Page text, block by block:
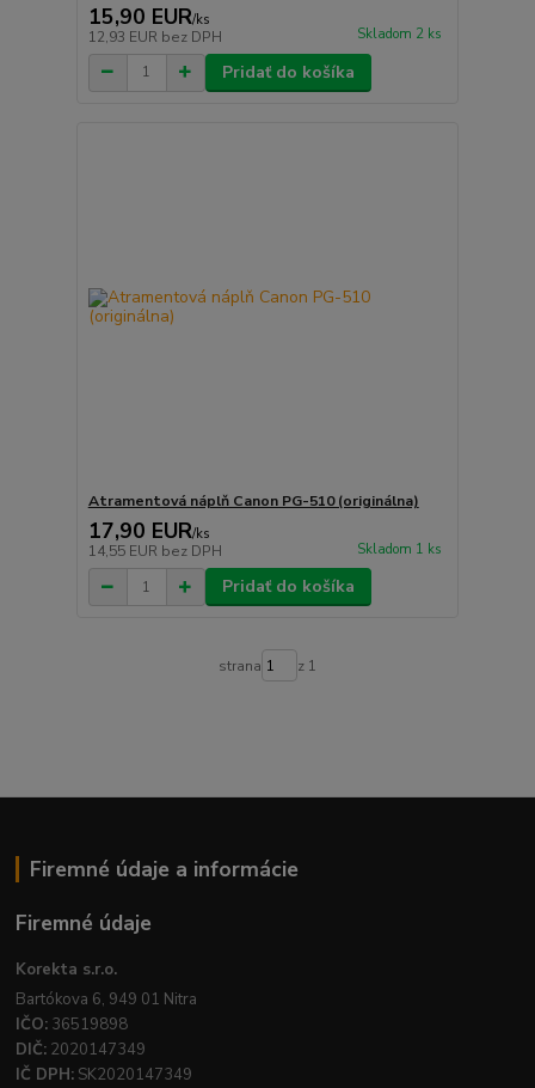
15,90 EUR/ks
12,93 EUR bez DPH Skladom 2 ks
Pridať do košíka
Atramentová náplň Canon PG-510 (originálna)
17,90 EUR/ks
14,55 EUR bez DPH Skladom 1 ks
Pridať do košíka
strana z 1
Firemné údaje a informácie
Firemné údaje
Korekta s.r.o.
Bartókova 6, 949 01 Nitra
IČO: 36519898
DIČ: 2020147349
IČ DPH: SK2020147349